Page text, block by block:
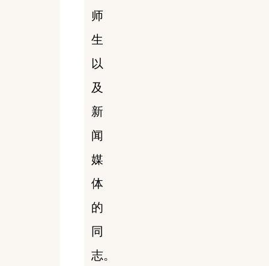
师
生
以
及
新
闻
媒
体
的
同
志。